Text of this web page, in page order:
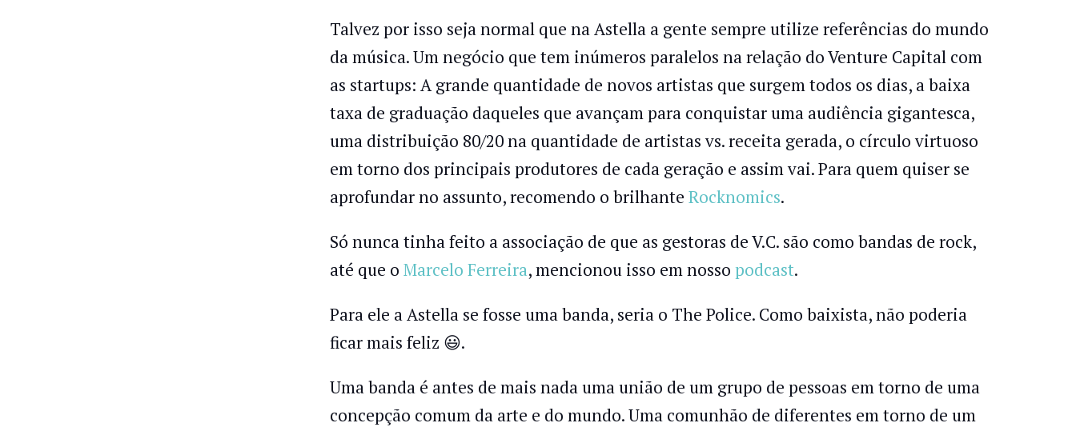
Talvez por isso seja normal que na Astella a gente sempre utilize referências do mundo
da música. Um negócio que tem inúmeros paralelos na relação do Venture Capital com
as startups: A grande quantidade de novos artistas que surgem todos os dias, a baixa
taxa de graduação daqueles que avançam para conquistar uma audiência gigantesca,
uma distribuição 80/20 na quantidade de artistas vs. receita gerada, o círculo virtuoso
em torno dos principais produtores de cada geração e assim vai. Para quem quiser se
aprofundar no assunto, recomendo o brilhante Rocknomics.
Só nunca tinha feito a associação de que as gestoras de V.C. são como bandas de rock,
até que o Marcelo Ferreira, mencionou isso em nosso podcast.
Para ele a Astella se fosse uma banda, seria o The Police. Como baixista, não poderia
ficar mais feliz 😃.
Uma banda é antes de mais nada uma união de um grupo de pessoas em torno de uma
concepção comum da arte e do mundo. Uma comunhão de diferentes em torno de um